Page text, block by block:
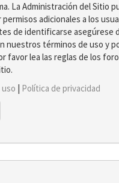
La Administración del Sitio
adicionales a los
de identificarse asegúrese
nuestros términos de uso y
favor lea las reglas de los
| Política de privacidad